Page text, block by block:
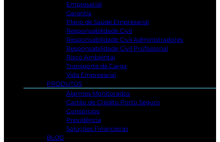
Empresarial
Garantia
Plano de Saúde Empresarial
Responsabilidade Civil
Responsabilidade Civil Administradores
Responsabilidade Civil Profissional
Risco Ambiental
Transporte de Carga
Vida Empresarial
PRODUTOS
Alarmes Monitorados
Cartão de Crédito Porto Seguro
Consórcios
Previdência
Soluções Financeiras
BLOG